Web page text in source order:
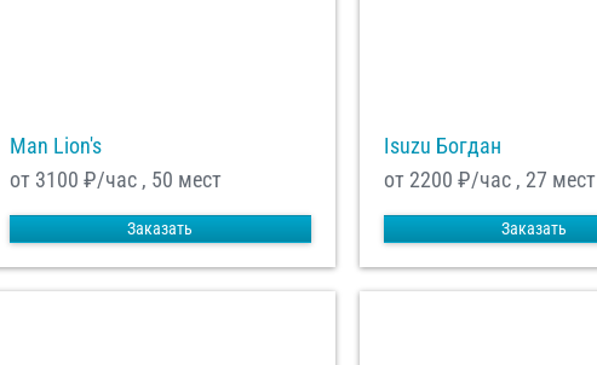
Man Lion's
от 3100 ₽/час , 50 мест
Заказать
Isuzu Богдан
от 2200 ₽/час , 27 мест
Заказать
согласие на обработку моих Персональных данных